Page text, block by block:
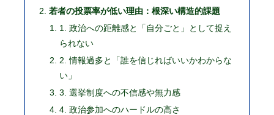
若者の投票率が低い理由：根深い構造的課題
1. 政治への距離感と「自分ごと」として捉え
られない
2. 情報過多と「誰を信じればいいかわからな
い」
3. 選挙制度への不信感や無力感
4. 政治参加へのハードルの高さ